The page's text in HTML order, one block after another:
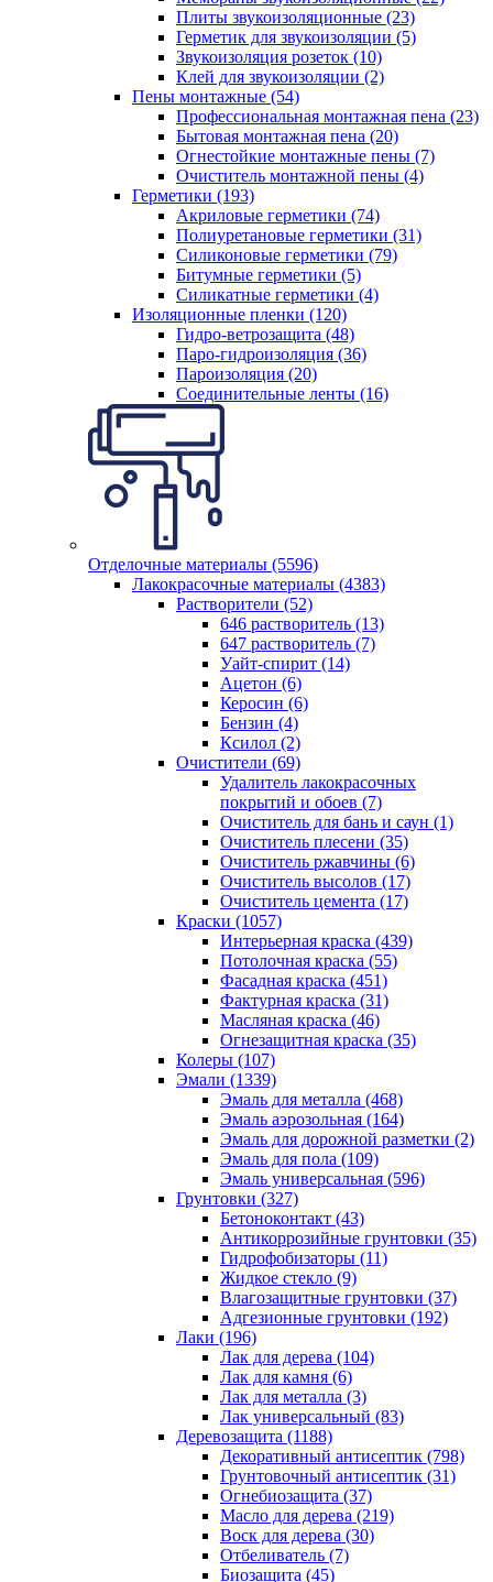
Плиты звукоизоляционные (23)
Герметик для звукоизоляции (5)
Звукоизоляция розеток (10)
Клей для звукоизоляции (2)
Пены монтажные (54)
Профессиональная монтажная пена (23)
Бытовая монтажная пена (20)
Огнестойкие монтажные пены (7)
Очиститель монтажной пены (4)
Герметики (193)
Акриловые герметики (74)
Полиуретановые герметики (31)
Силиконовые герметики (79)
Битумные герметики (5)
Силикатные герметики (4)
Изоляционные пленки (120)
Гидро-ветрозащита (48)
Паро-гидроизоляция (36)
Пароизоляция (20)
Соединительные ленты (16)
Отделочные материалы (5596)
Лакокрасочные материалы (4383)
Растворители (52)
646 растворитель (13)
647 растворитель (7)
Уайт-спирит (14)
Ацетон (6)
Керосин (6)
Бензин (4)
Ксилол (2)
Очистители (69)
Удалитель лакокрасочных
покрытий и обоев (7)
Очиститель для бань и саун (1)
Очиститель плесени (35)
Очиститель ржавчины (6)
Очиститель высолов (17)
Очиститель цемента (17)
Краски (1057)
Интерьерная краска (439)
Потолочная краска (55)
Фасадная краска (451)
Фактурная краска (31)
Масляная краска (46)
Огнезащитная краска (35)
Колеры (107)
Эмали (1339)
Эмаль для металла (468)
Эмаль аэрозольная (164)
Эмаль для дорожной разметки (2)
Эмаль для пола (109)
Эмаль универсальная (596)
Грунтовки (327)
Бетоноконтакт (43)
Антикоррозийные грунтовки (35)
Гидрофобизаторы (11)
Жидкое стекло (9)
Влагозащитные грунтовки (37)
Адгезионные грунтовки (192)
Лаки (196)
Лак для дерева (104)
Лак для камня (6)
Лак для металла (3)
Лак универсальный (83)
Деревозащита (1188)
Декоративный антисептик (798)
Грунтовочный антисептик (31)
Огнебиозащита (37)
Масло для дерева (219)
Воск для дерева (30)
Отбеливатель (7)
Биозащита (45)